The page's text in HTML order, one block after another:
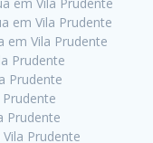
em Vila Prudente
em Vila Prudente
em Vila Prudente
Prudente
Prudente
Prudente
Prudente